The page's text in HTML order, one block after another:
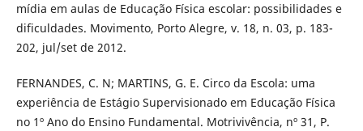
mídia em aulas de Educação Física escolar: possibilidades e
dificuldades. Movimento, Porto Alegre, v. 18, n. 03, p. 183-
202, jul/set de 2012.
FERNANDES, C. N; MARTINS, G. E. Circo da Escola: uma
experiência de Estágio Supervisionado em Educação Física
no 1º Ano do Ensino Fundamental. Motrivivência, nº 31, P.